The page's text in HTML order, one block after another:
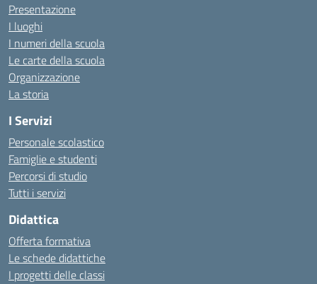
Presentazione
I luoghi
I numeri della scuola
Le carte della scuola
Organizzazione
La storia
I Servizi
Personale scolastico
Famiglie e studenti
Percorsi di studio
Tutti i servizi
Didattica
Offerta formativa
Le schede didattiche
I progetti delle classi